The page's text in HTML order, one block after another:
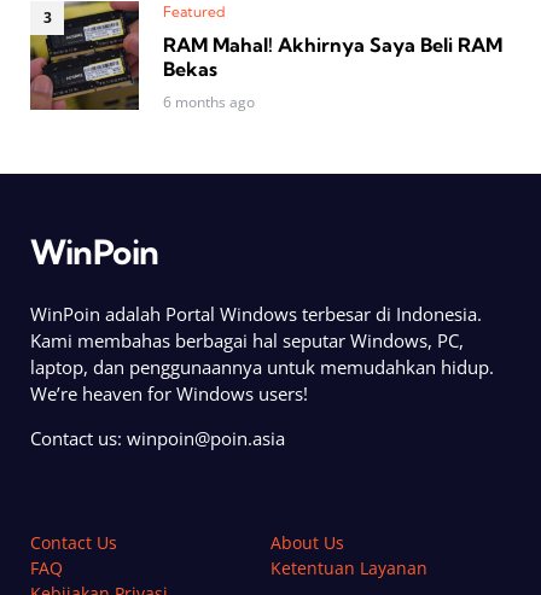
Featured
RAM Mahal! Akhirnya Saya Beli RAM
Bekas
6 months ago
WinPoin
WinPoin adalah Portal Windows terbesar di Indonesia.
Kami membahas berbagai hal seputar Windows, PC,
laptop, dan penggunaannya untuk memudahkan hidup.
We’re heaven for Windows users!
Contact us: winpoin@poin.asia
Contact Us
About Us
FAQ
Ketentuan Layanan